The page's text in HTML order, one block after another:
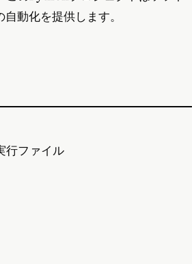
動化を提供します。
行ファイル